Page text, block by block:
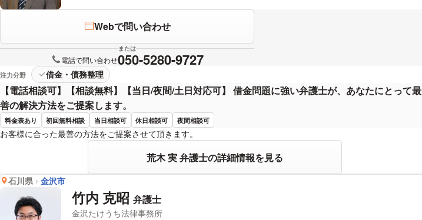
Webで問い合わせ
または
電話で問い合わせ050-5280-9727
注力分野 借金・債務整理
【電話相談可】【相談無料】【当日/夜間/土日対応可】 借金問題に強い弁護士が、あなたにとって最
善の解決方法をご提案します。
料金表あり 初回無料相談 当日相談可 休日相談可 夜間相談可
お客様に合った最善の方法をご提案させて頂きます。
荒木 実 弁護士の詳細情報を見る
石川県 金沢市
竹内 克昭 弁護士
金沢たけうち法律事務所